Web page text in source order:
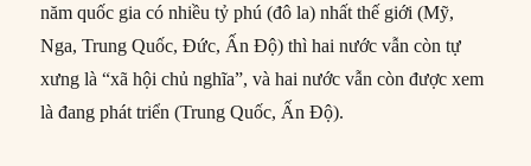
năm quốc gia có nhiều tỷ phú (đô la) nhất thế giới (Mỹ,
Nga, Trung Quốc, Đức, Ấn Độ) thì hai nước vẫn còn tự
xưng là “xã hội chủ nghĩa”, và hai nước vẫn còn được xem
là đang phát triển (Trung Quốc, Ấn Độ).